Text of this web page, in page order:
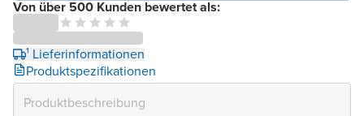
Von über 500 Kunden bewertet als:
¹ Lieferinformationen
Produktspezifikationen